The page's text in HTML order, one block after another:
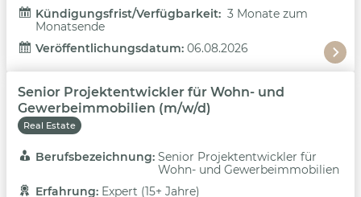
Kündigungsfrist/Verfügbarkeit: 3 Monate zum
Monatsende
Veröffentlichungsdatum: 06.08.2026
Senior Projektentwickler für Wohn- und
Gewerbeimmobilien (m/w/d)
Real Estate
Berufsbezeichnung: Senior Projektentwickler für
Wohn- und Gewerbeimmobilien
Erfahrung: Expert (15+ Jahre)